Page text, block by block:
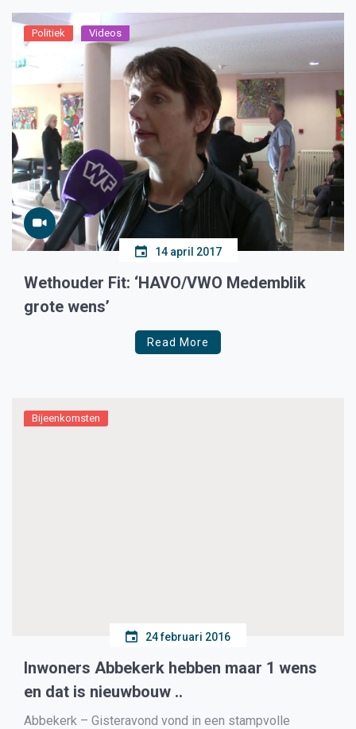
Politiek Videos
14 april 2017
Wethouder Fit: ‘HAVO/VWO Medemblik
grote wens’
Read More
Bijeenkomsten
24 februari 2016
Inwoners Abbekerk hebben maar 1 wens
en dat is nieuwbouw ..
Abbekerk – Gisteravond vond in een stampvolle